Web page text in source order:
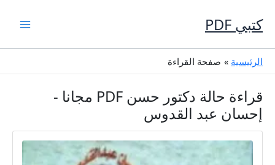
إلى
المحتوى
كتبي PDF
الرئيسية صفحة القراءة
قراءة حالة دكتور حسن PDF مجانا -
إحسان عبد القدوس